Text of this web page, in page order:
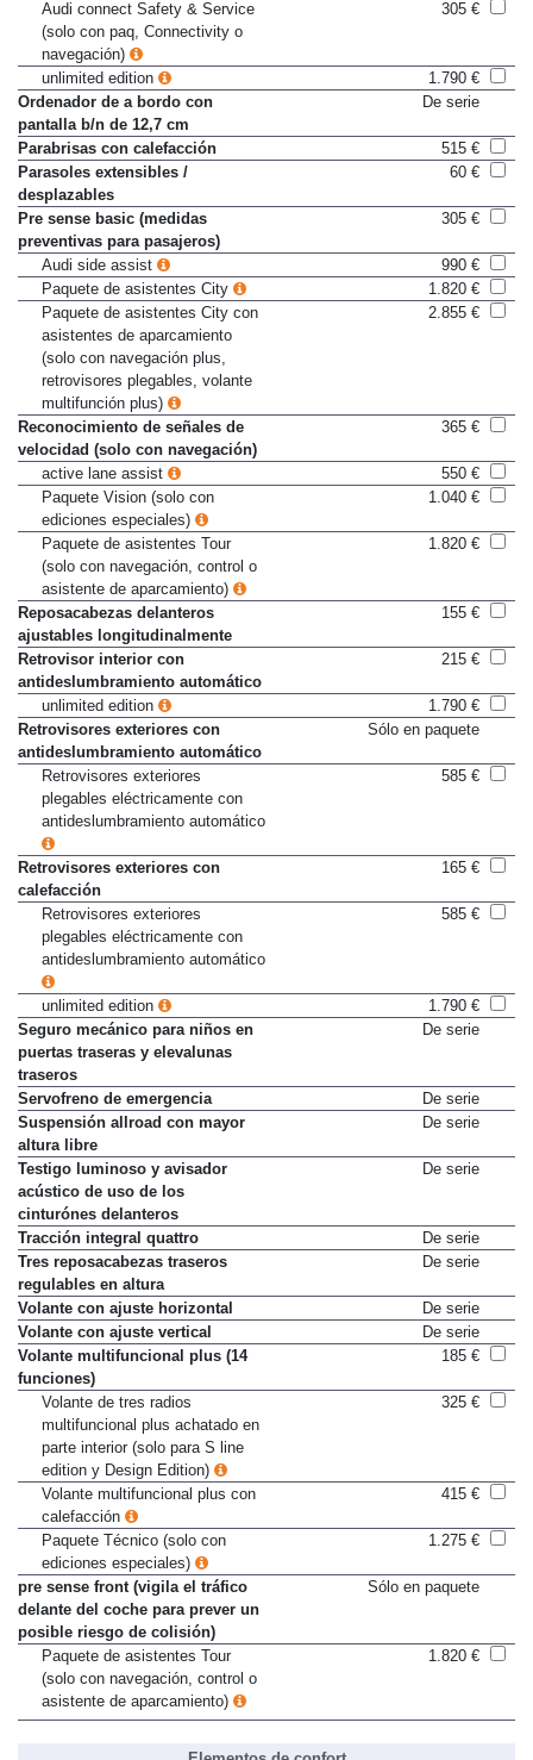
años)
Audi connect Safety & Service
(solo con paq, Connectivity o
navegación)
unlimited edition
1.790 €
Ordenador de a bordo con
pantalla b/n de 12,7 cm
Parabrisas con calefacción
515 €
Parasoles extensibles /
desplazables
Pre sense basic (medidas
preventivas para pasajeros)
Audi side assist
990 €
Paquete de asistentes City
1.820 €
Paquete de asistentes City con
asistentes de aparcamiento
(solo con navegación plus,
retrovisores plegables, volante
multifunción plus)
Reconocimiento de señales de
velocidad (solo con navegación)
active lane assist
550 €
Paquete Vision (solo con
ediciones especiales)
Paquete de asistentes Tour
(solo con navegación, control o
asistente de aparcamiento)
Reposacabezas delanteros
ajustables longitudinalmente
Retrovisor interior con
antideslumbramiento automático
unlimited edition
1.790 €
Retrovisores exteriores con
antideslumbramiento automático
Retrovisores exteriores
plegables eléctricamente con
antideslumbramiento automático
Retrovisores exteriores con
calefacción
Retrovisores exteriores
plegables eléctricamente con
antideslumbramiento automático
unlimited edition
1.790 €
Seguro mecánico para niños en
puertas traseras y elevalunas
traseros
Servofreno de emergencia
De serie
Suspensión allroad con mayor
altura libre
Testigo luminoso y avisador
acústico de uso de los
cinturónes delanteros
Tracción integral quattro
De serie
Tres reposacabezas traseros
regulables en altura
Volante con ajuste horizontal
De serie
Volante con ajuste vertical
De serie
Volante multifuncional plus (14
funciones)
Volante de tres radios
multifuncional plus achatado en
parte interior (solo para S line
edition y Design Edition)
Volante multifuncional plus con
calefacción
Paquete Técnico (solo con
ediciones especiales)
pre sense front (vigila el tráfico
delante del coche para prever un
posible riesgo de colisión)
Paquete de asistentes Tour
(solo con navegación, control o
asistente de aparcamiento)